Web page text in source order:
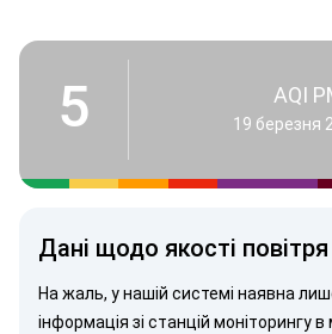
5 AQI
19 березня
Дані щодо якості повітря
На жаль, у нашій системі наявна
інформація зі станцій моніторингу